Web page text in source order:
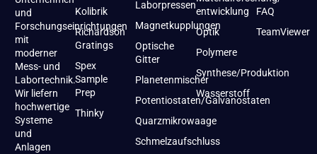
und
Forschungseinrichtungen
mit
moderner
Mess- und
Labortechnik.
Wir liefern
hochwertige
Systeme
und
Anlagen
Kolibrik
Richardson
Gratings
Spex
Sample
Prep
Thinky
Laborpressen
Magnetkupplungen
Optische
Gitter
Planetenmischer
Potentiostaten/Galvanostaten
Quarzmikrowaage
Schmelzaufschluss
entwicklung
Optik
Polymere
Synthese/Produktion
Wasserstoff
FAQ
TeamViewer